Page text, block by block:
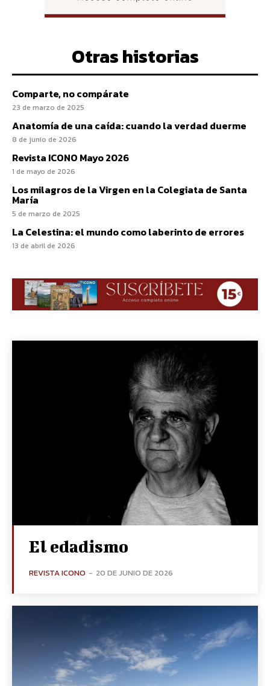
Otras historias
Comparte, no compárate
23 de marzo de 2025
Anatomía de una caída: cuando la verdad duerme
8 de junio de 2026
Revista ICONO Mayo 2026
1 de mayo de 2026
Los milagros de la Virgen en la Colegiata de Santa
María
5 de marzo de 2025
La Celestina: el mundo como laberinto de errores
13 de abril de 2026
El edadismo
REVISTA ICONO - 20 DE JUNIO DE 2026